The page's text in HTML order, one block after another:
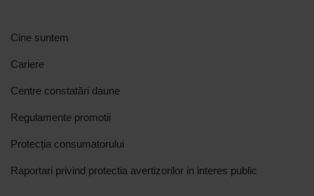
Cine suntem
Cariere
Centre constatări daune
Regulamente promotii
Protecția consumatorului
Raportari privind protectia avertizorilor in interes public